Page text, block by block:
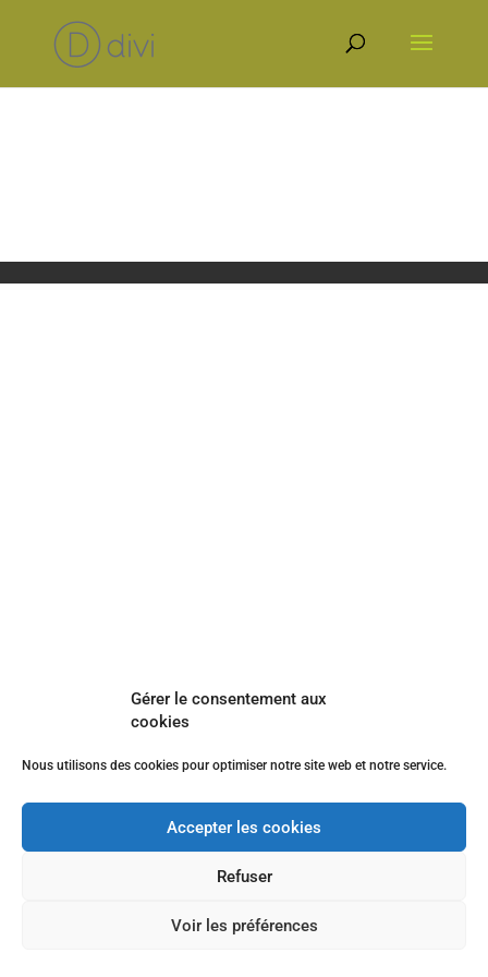
Gérer le consentement aux
cookies
Nous utilisons des cookies pour optimiser notre site web et notre service.
Accepter les cookies
Refuser
Voir les préférences